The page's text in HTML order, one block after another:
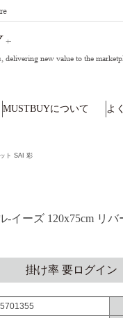
delivering new value to the
MUSTBUYについて よ
ト SAI 彩
-イーズ 120x75cm リ
掛け率 要ログイン
5701355